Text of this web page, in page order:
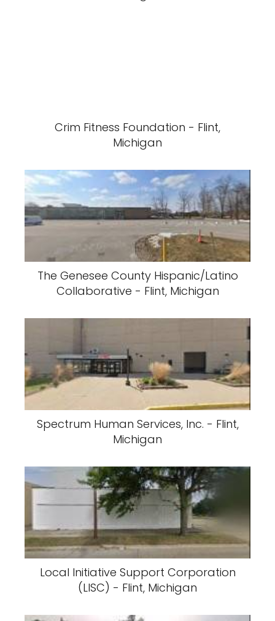
Crim Fitness Foundation - Flint,
Michigan
The Genesee County Hispanic/Latino
Collaborative - Flint, Michigan
Spectrum Human Services, Inc. - Flint,
Michigan
Local Initiative Support Corporation
(LISC) - Flint, Michigan